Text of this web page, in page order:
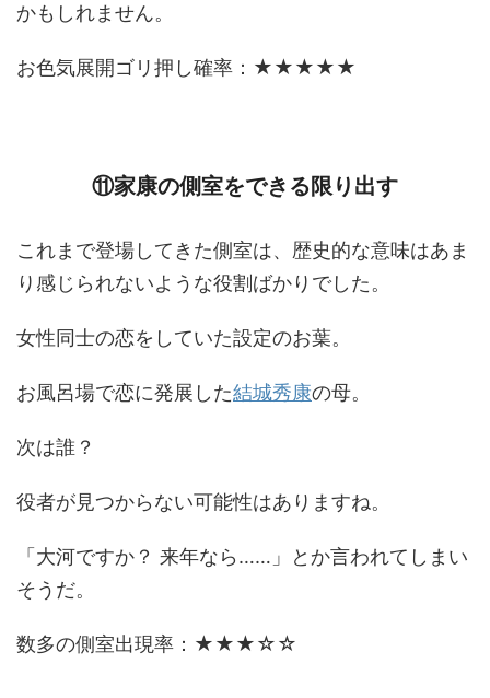
かもしれません。
お色気展開ゴリ押し確率：★★★★★
⑪家康の側室をできる限り出す
これまで登場してきた側室は、歴史的な意味はあま
り感じられないような役割ばかりでした。
女性同士の恋をしていた設定のお葉。
お風呂場で恋に発展した結城秀康の母。
次は誰？
役者が見つからない可能性はありますね。
「大河ですか？ 来年なら……」とか言われてしまい
そうだ。
数多の側室出現率：★★★☆☆